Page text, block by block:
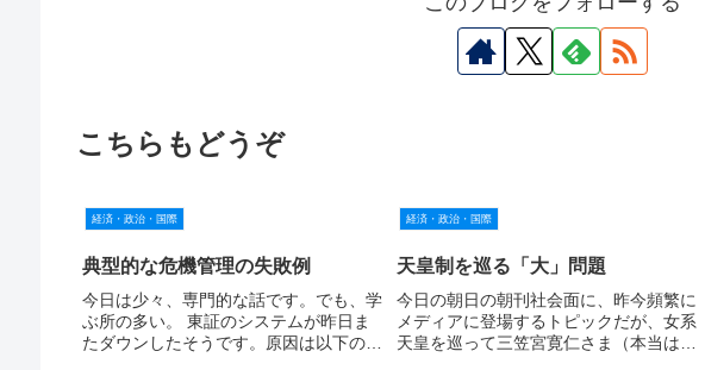
こちらもどうぞ
経済・政治・国際
典型的な危機管理の失敗例
今日は少々、専門的な話です。でも、学
ぶ所の多い。 東証のシステムが昨日ま
たダウンしたそうです。原因は以下のペ
経済・政治・国際
天皇制を巡る「大」問題
今日の朝日の朝刊社会面に、昨今頻繁に
メディアに登場するトピックだが、女系
天皇を巡って三笠宮寛仁さま（本当はこ